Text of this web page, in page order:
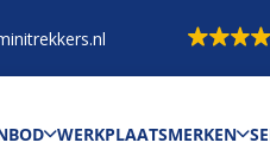
WERKPLAATSMERKEN